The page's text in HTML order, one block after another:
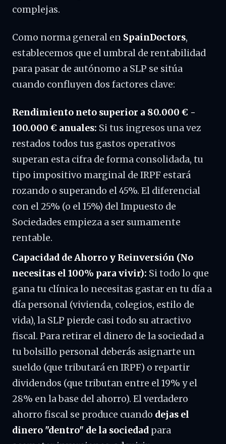
complejas.
Como norma general en SpainDoctors,
establecemos que el umbral de rentabilidad
para pasar de autónomo a SLP se sitúa
cuando confluyen dos factores clave:
Rendimiento neto superior a 80.000 € -
100.000 € anuales: Si tus ingresos una vez
restados todos tus gastos operativos
superan esta cifra de forma consolidada, tu
tipo impositivo marginal de IRPF estará
rozando o superando el 45%. El diferencial
con el 25% (o el 15%) del Impuesto de
Sociedades empieza a ser sumamente
rentable.
Capacidad de Ahorro y Reinversión (No
necesitas el 100% para vivir): Si todo lo que
gana tu clínica lo necesitas gastar en tu día a
día personal (vivienda, colegios, estilo de
vida), la SLP pierde casi todo su atractivo
fiscal. Para retirar el dinero de la sociedad a
tu bolsillo personal deberás asignarte un
sueldo (que tributará en IRPF) o repartir
dividendos (que tributan entre el 19% y el
28% en la base del ahorro). El verdadero
ahorro fiscal se produce cuando dejas el
dinero "dentro" de la sociedad para